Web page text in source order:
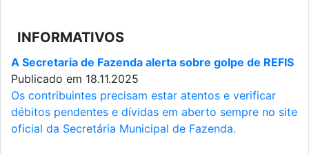
INFORMATIVOS
A Secretaria de Fazenda alerta sobre golpe de REFIS
Publicado em 18.11.2025
Os contribuintes precisam estar atentos e verificar
débitos pendentes e dívidas em aberto sempre no site
oficial da Secretária Municipal de Fazenda.